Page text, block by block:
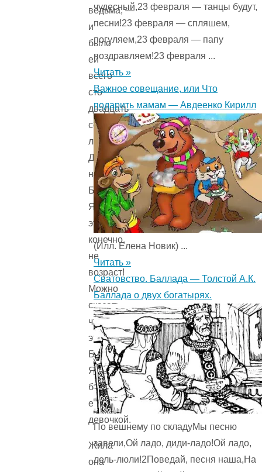
ведьма, —
и
было
ей
всего
сто
двадцать
семь
лет.
Для
настоящей
Бабы-
Яги
это,
конечно,
не
возраст!
Можно
сказать,
что
эта
Баба-
Яга
была
ещё
девочкой.
Жила
она
чудесный,23 февраля — танцы будут,
песни!23 февраля — спляшем,
погуляем,23 февраля — папу
поздравляем!23 февраля ...
Читать »
Важное совещание, или Что
подарить мамам — Авдеенко Кирилл
(Илл. Елена Новик) ...
Читать »
Сватовство. Баллада — Толстой А.К.
Баллада о двух богатырях.
По вешнему по складуМы песню
завели,Ой ладо, диди-ладо!Ой ладо,
лель-люли!2Поведай, песня наша,На